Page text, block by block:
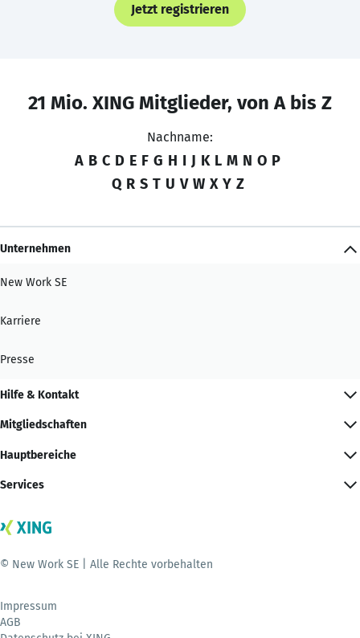
Jetzt registrieren
21 Mio. XING Mitglieder, von A bis Z
Nachname:
A B C D E F G H I J K L M N O P
Q R S T U V W X Y Z
Unternehmen
New Work SE
Karriere
Presse
Hilfe & Kontakt
Mitgliedschaften
Hauptbereiche
Services
© New Work SE | Alle Rechte vorbehalten
Impressum
AGB